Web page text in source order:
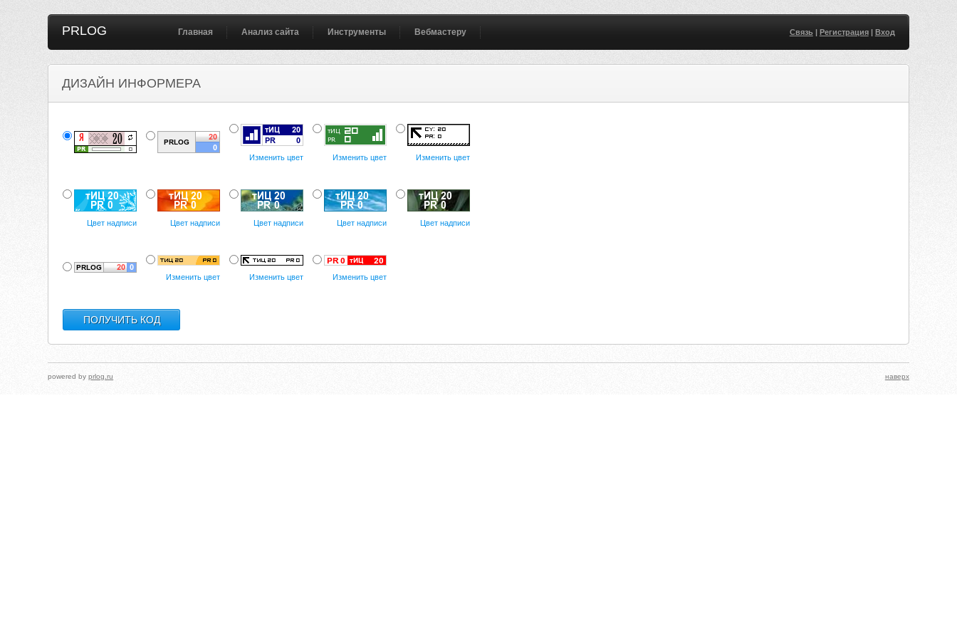
PRLOG Главная Анализ сайта Инструменты Вебмастеру Связь| Регистрация| Вход
ДИЗАЙН ИНФОРМЕРА
Изменить цвет Изменить цвет Изменить цвет
Цвет надписи Цвет надписи Цвет надписи Цвет надписи Цвет надписи
Изменить цвет Изменить цвет Изменить цвет
powered byprlog.ru наверх